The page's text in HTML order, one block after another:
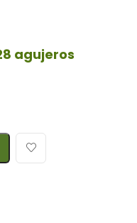
agujeros